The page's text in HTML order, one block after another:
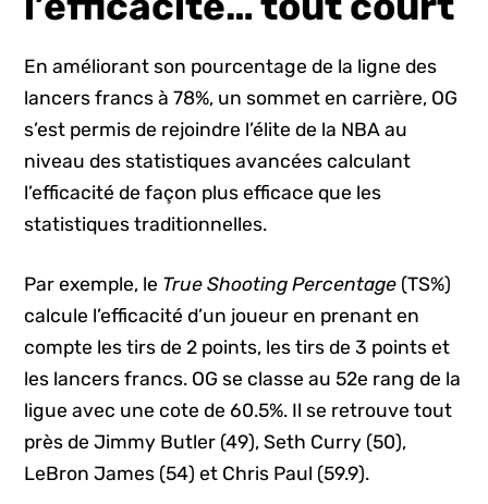
En améliorant son pourcentage de la ligne des
lancers francs à 78%, un sommet en carrière, OG
s’est permis de rejoindre l’élite de la NBA au
niveau des statistiques avancées calculant
l’efficacité de façon plus efficace que les
statistiques traditionnelles.
Par exemple, le True Shooting Percentage (TS%)
calcule l’efficacité d’un joueur en prenant en
compte les tirs de 2 points, les tirs de 3 points et
les lancers francs. OG se classe au 52e rang de la
ligue avec une cote de 60.5%. Il se retrouve tout
près de Jimmy Butler (49), Seth Curry (50),
LeBron James (54) et Chris Paul (59.9).